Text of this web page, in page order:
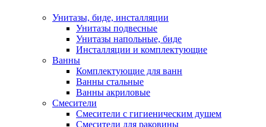
Унитазы, биде, инсталляции
Унитазы подвесные
Унитазы напольные, биде
Инсталляции и комплектующие
Ванны
Комплектующие для ванн
Ванны стальные
Ванны акриловые
Смесители
Смесители с гигиеническим душем
Смесители для раковины